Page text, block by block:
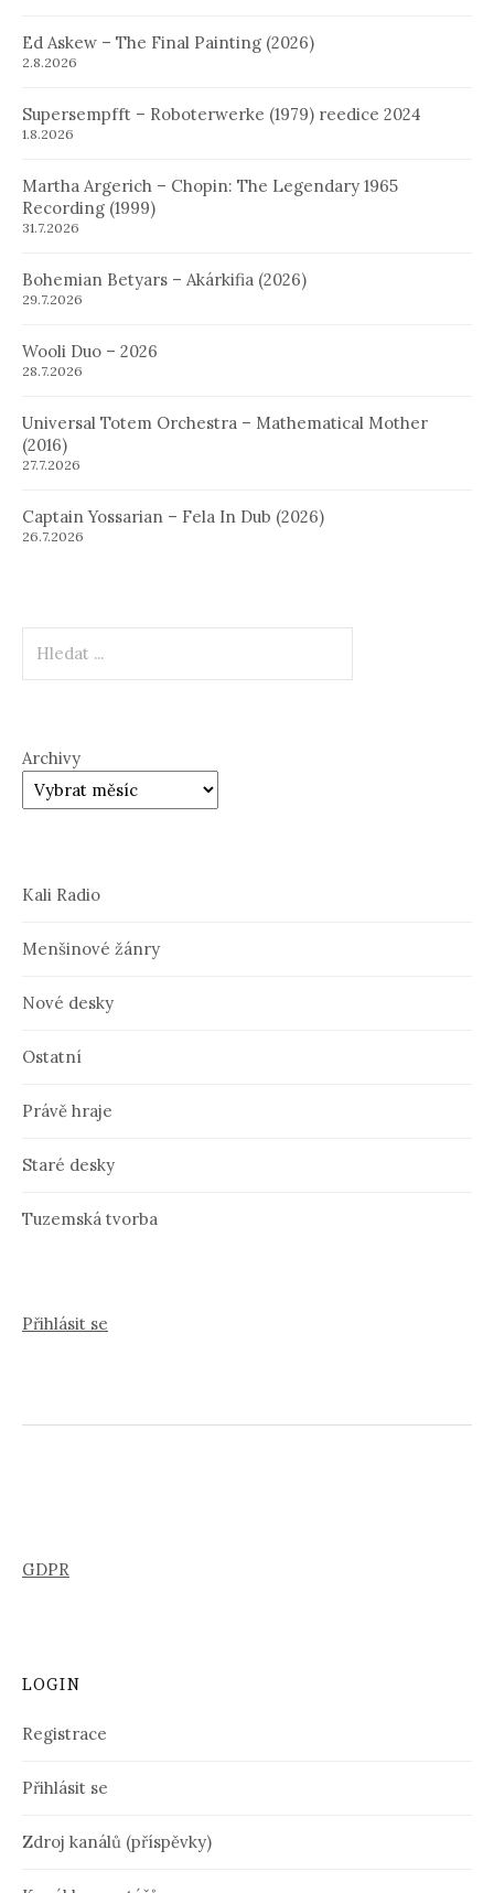
Ed Askew – The Final Painting (2026)
2.8.2026
Supersempfft – Roboterwerke (1979) reedice 2024
1.8.2026
Martha Argerich – Chopin: The Legendary 1965
Recording (1999)
31.7.2026
Bohemian Betyars – Akárkifia (2026)
29.7.2026
Wooli Duo – 2026
28.7.2026
Universal Totem Orchestra – Mathematical Mother
(2016)
27.7.2026
Captain Yossarian – Fela In Dub (2026)
26.7.2026
Archivy
Kali Radio
Menšinové žánry
Nové desky
Ostatní
Právě hraje
Staré desky
Tuzemská tvorba
Přihlásit se
GDPR
LOGIN
Registrace
Přihlásit se
Zdroj kanálů (příspěvky)